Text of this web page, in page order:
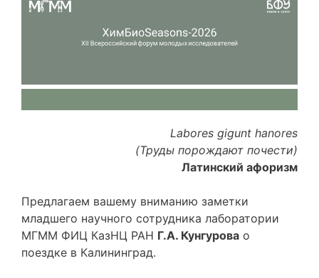
Labores gigunt hanores
(Труды порождают почести)
Латинский афоризм
Предлагаем вашему вниманию заметки
младшего научного сотрудника лаборатории
МГММ ФИЦ КазНЦ РАН Г.А. Кунгурова о
поездке в Калининград.